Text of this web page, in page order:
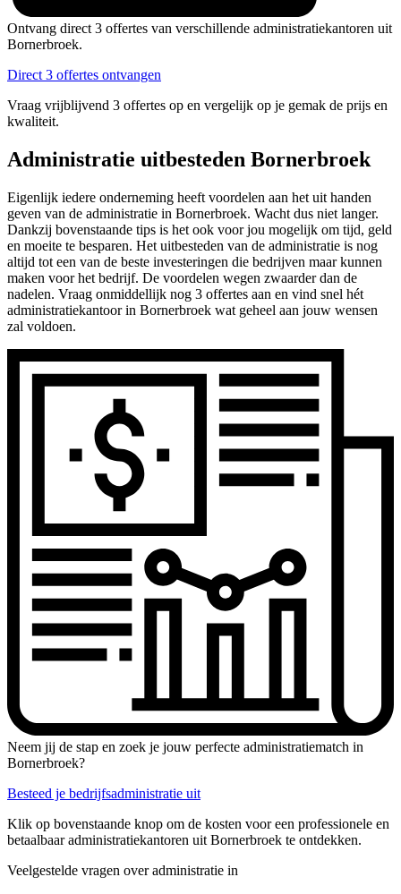
Ontvang direct 3 offertes van verschillende administratiekantoren uit
Bornerbroek.
Direct 3 offertes ontvangen
Vraag vrijblijvend 3 offertes op en vergelijk op je gemak de prijs en
kwaliteit.
Administratie uitbesteden Bornerbroek
Eigenlijk iedere onderneming heeft voordelen aan het uit handen
geven van de administratie in Bornerbroek. Wacht dus niet langer.
Dankzij bovenstaande tips is het ook voor jou mogelijk om tijd, geld
en moeite te besparen. Het uitbesteden van de administratie is nog
altijd tot een van de beste investeringen die bedrijven maar kunnen
maken voor het bedrijf. De voordelen wegen zwaarder dan de
nadelen. Vraag onmiddellijk nog 3 offertes aan en vind snel hét
administratiekantoor in Bornerbroek wat geheel aan jouw wensen
zal voldoen.
Neem jij de stap en zoek je jouw perfecte administratiematch in
Bornerbroek?
Besteed je bedrijfsadministratie uit
Klik op bovenstaande knop om de kosten voor een professionele en
betaalbaar administratiekantoren uit Bornerbroek te ontdekken.
Veelgestelde vragen over administratie in